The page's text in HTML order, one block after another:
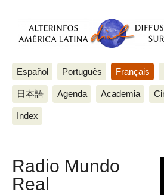
Español Português Français
日本語 Agenda Academia
Index
Radio Mundo
Real